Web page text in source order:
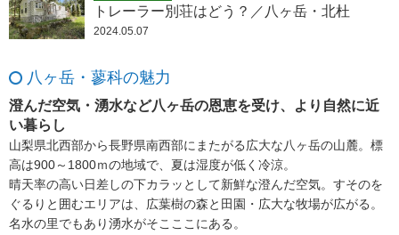
トレーラー別荘はどう？／八ヶ岳・北杜
2024.05.07
八ヶ岳・蓼科の魅力
澄んだ空気・湧水など八ヶ岳の恩恵を受け、より自然に近
い暮らし
山梨県北西部から長野県南西部にまたがる広大な八ヶ岳の山麓。標
高は900～1800ｍの地域で、夏は湿度が低く冷涼。
晴天率の高い日差しの下カラッとして新鮮な澄んだ空気。すそのを
ぐるりと囲むエリアは、広葉樹の森と田園・広大な牧場が広がる。
名水の里でもあり湧水がそこここにある。